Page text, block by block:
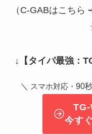
（C-GABはこちら
↓ 【タイパ最強：
＼ スマホ対応・ 90
今す